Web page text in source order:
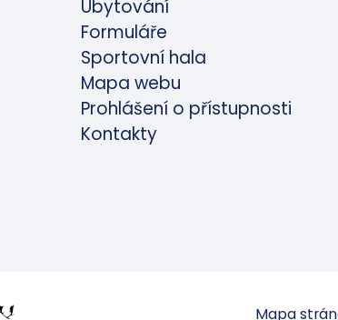
Ubytování
Formuláře
Sportovní hala
Mapa webu
Prohlášení o přístupnosti
Kontakty
Mapa